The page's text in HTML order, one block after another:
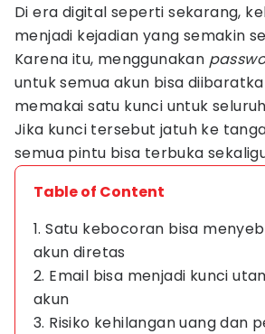
Di era digital seperti sekarang,
menjadi kejadian yang semakin
Karena itu, menggunakan
untuk semua akun bisa
memakai satu kunci untuk
Jika kunci tersebut jatuh ke
semua pintu bisa terbuka
Table of Content
1. Satu kebocoran bisa
akun diretas
2. Email bisa menjadi kunci
akun
3. Risiko kehilangan uang dan